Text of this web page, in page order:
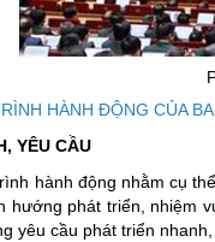
HÀNH ĐỘNG CỦA
YÊU CẦU
hành động nhằm cụ
hướng phát triển, nhiệm
yêu cầu phát triển